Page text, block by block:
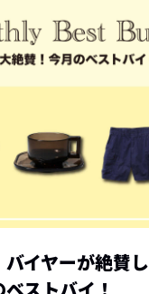
バイヤーが絶賛し